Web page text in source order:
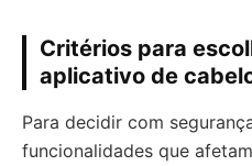
Critérios para
aplicativo de
Para decidir com
funcionalidades que